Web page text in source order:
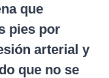
que
pies por
arterial y
que no se